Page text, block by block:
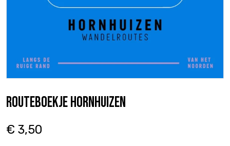
Routeboekje Hornhuizen
€ 3,50